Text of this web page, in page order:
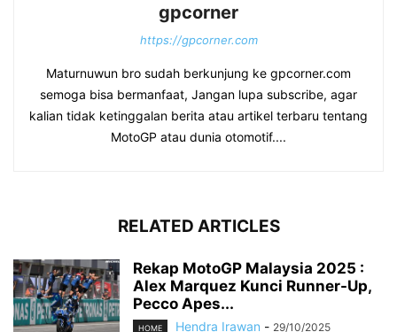
gpcorner
https://gpcorner.com
Maturnuwun bro sudah berkunjung ke gpcorner.com
semoga bisa bermanfaat, Jangan lupa subscribe, agar
kalian tidak ketinggalan berita atau artikel terbaru tentang
MotoGP atau dunia otomotif....
RELATED ARTICLES
Rekap MotoGP Malaysia 2025 :
Alex Marquez Kunci Runner-Up,
Pecco Apes...
HOME Hendra Irawan - 29/10/2025